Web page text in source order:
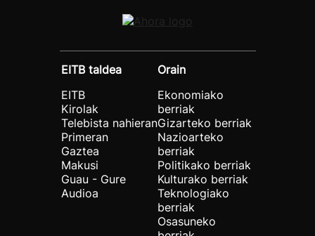
EITB taldea
EITB
Kirolak
Telebista nahieran
Primeran
Gaztea
Makusi
Guau - Gure
Audioa
Orain
Ekonomiako
berriak
Gizarteko berriak
Nazioarteko
berriak
Politikako berriak
Kulturako berriak
Teknologiako
berriak
Osasuneko